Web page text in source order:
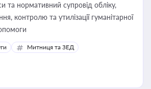
та нормативний супровід обліку,
контролю та утилізації гуманітарної
Митниця та ЗЕД